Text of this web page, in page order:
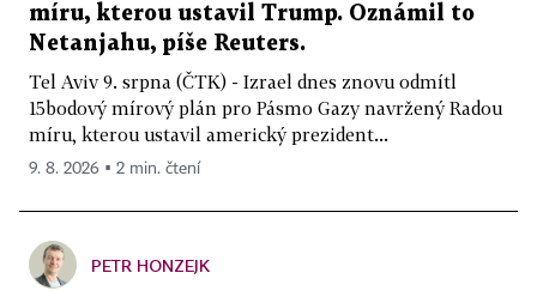
míru, kterou ustavil Trump. Oznámil to
Netanjahu, píše Reuters.
Tel Aviv 9. srpna (ČTK) - Izrael dnes znovu odmítl
15bodový mírový plán pro Pásmo Gazy navržený Radou
míru, kterou ustavil americký prezident...
9. 8. 2026 ▪ 2 min. čtení
PETR HONZEJK